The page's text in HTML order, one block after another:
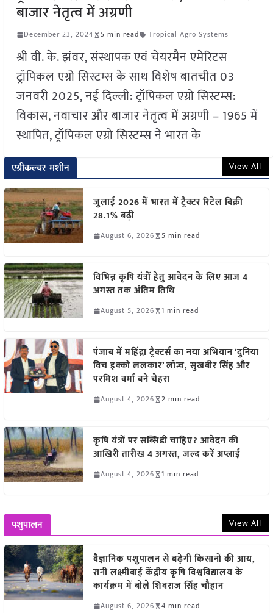
बाजार नेतृत्व में अग्रणी
December 23, 2024 5 min read Tropical Agro Systems
श्री वी. के. झंवर, संस्थापक एवं चेयरमैन एमेरिटस
ट्रॉपिकल एग्रो सिस्टम्स के साथ विशेष बातचीत 03
जनवरी 2025, नई दिल्ली: ट्रॉपिकल एग्रो सिस्टम्स:
विकास, नवाचार और बाजार नेतृत्व में अग्रणी – 1965 में
स्थापित, ट्रॉपिकल एग्रो सिस्टम्स ने भारत के
एग्रीकल्चर मशीन View All
जुलाई 2026 में भारत में ट्रैक्टर रिटेल बिक्री
28.1% बढ़ी
August 6, 2026 5 min read
विभिन्न कृषि यंत्रों हेतु आवेदन के लिए आज 4
अगस्त तक अंतिम तिथि
August 5, 2026 1 min read
पंजाब में महिंद्रा ट्रैक्टर्स का नया अभियान ‘दुनिया
विच इक्को ललकार’ लॉन्च, सुखबीर सिंह और
परमिश वर्मा बने चेहरा
August 4, 2026 2 min read
कृषि यंत्रों पर सब्सिडी चाहिए? आवेदन की
आखिरी तारीख 4 अगस्त, जल्द करें अप्लाई
August 4, 2026 1 min read
पशुपालन View All
वैज्ञानिक पशुपालन से बढ़ेगी किसानों की आय,
रानी लक्ष्मीबाई केंद्रीय कृषि विश्वविद्यालय के
कार्यक्रम में बोले शिवराज सिंह चौहान
August 6, 2026 4 min read